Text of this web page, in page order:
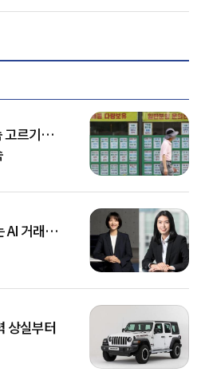
고르기…
AI 거래…
상실부터